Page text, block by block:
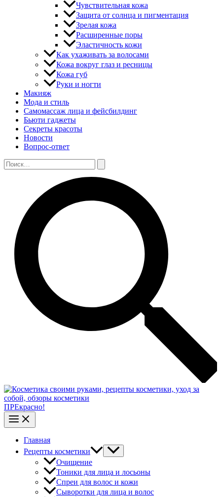
Чувствительная кожа
Защита от солнца и пигментация
Зрелая кожа
Расширенные поры
Эластичность кожи
Как ухаживать за волосами
Кожа вокруг глаз и ресницы
Кожа губ
Руки и ногти
Макияж
Мода и стиль
Самомассаж лица и фейсбилдинг
Бьюти гаджеты
Секреты красоты
Новости
Вопрос-ответ
Поиск:
ПРЕкрасно!
Главная
Рецепты косметики
Очищение
Тоники для лица и лосьоны
Спреи для волос и кожи
Сыворотки для лица и волос